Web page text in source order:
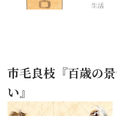
生活
市毛良枝『百歳の
い』